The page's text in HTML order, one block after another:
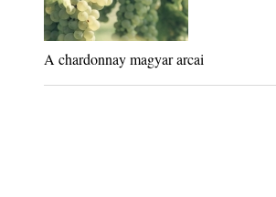
A chardonnay magyar arcai